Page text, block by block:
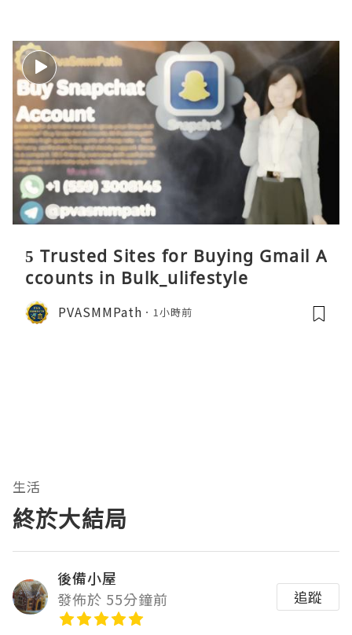
5 Trusted Sites for Buying Gmail A
ccounts in Bulk_ulifestyle
PVASMMPath 1小時前
生活
終於大結局
後備小屋
發佈於 55分鐘前
追蹤